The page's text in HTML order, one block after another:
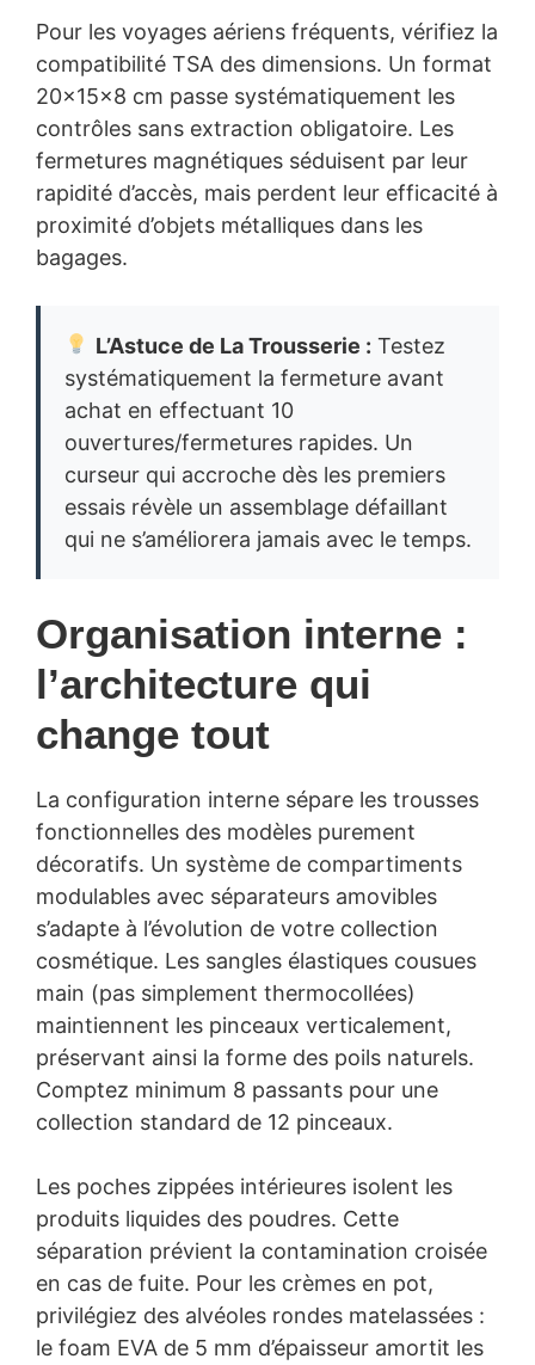
Pour les voyages aériens fréquents, vérifiez la
compatibilité TSA des dimensions. Un format
20x15x8 cm passe systématiquement les
contrôles sans extraction obligatoire. Les
fermetures magnétiques séduisent par leur
rapidité d’accès, mais perdent leur efficacité à
proximité d’objets métalliques dans les
bagages.
L’Astuce de La Trousserie : Testez
systématiquement la fermeture avant
achat en effectuant 10
ouvertures/fermetures rapides. Un
curseur qui accroche dès les premiers
essais révèle un assemblage défaillant
qui ne s’améliorera jamais avec le temps.
Organisation interne :
l’architecture qui
change tout
La configuration interne sépare les trousses
fonctionnelles des modèles purement
décoratifs. Un système de compartiments
modulables avec séparateurs amovibles
s’adapte à l’évolution de votre collection
cosmétique. Les sangles élastiques cousues
main (pas simplement thermocollées)
maintiennent les pinceaux verticalement,
préservant ainsi la forme des poils naturels.
Comptez minimum 8 passants pour une
collection standard de 12 pinceaux.
Les poches zippées intérieures isolent les
produits liquides des poudres. Cette
séparation prévient la contamination croisée
en cas de fuite. Pour les crèmes en pot,
privilégiez des alvéoles rondes matelassées :
le foam EVA de 5 mm d’épaisseur amortit les